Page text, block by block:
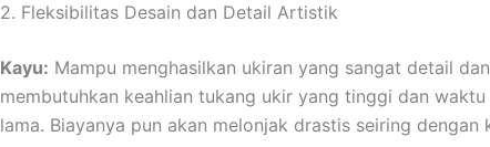
2. Fleksibilitas Desain dan Detail Artistik
Kayu: Mampu menghasilkan ukiran yang sangat detail
membutuhkan keahlian tukang ukir yang tinggi dan
lama. Biayanya pun akan melonjak drastis seiring dengan